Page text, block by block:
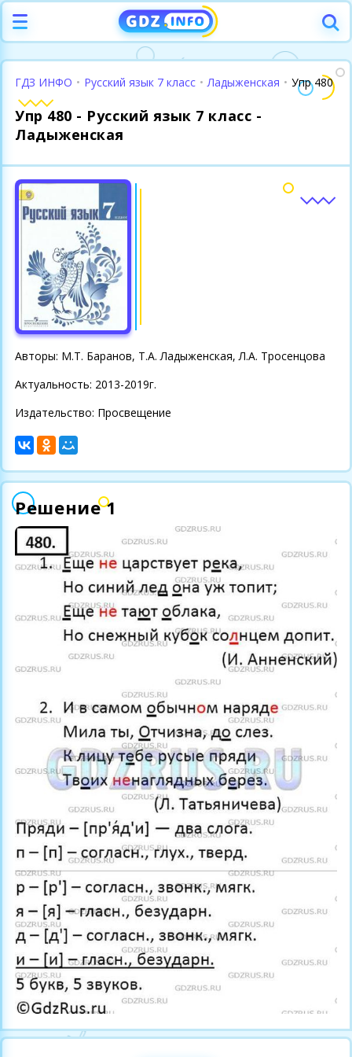
ГДЗ ИНФО • Русский язык 7 класс • Ладыженская • Упр 480
Упр 480 - Русский язык 7 класс -
Ладыженская
Авторы: М.Т. Баранов, Т.А. Ладыженская, Л.А. Тросенцова
Актуальность: 2013-2019г.
Издательство: Просвещение
Решение 1